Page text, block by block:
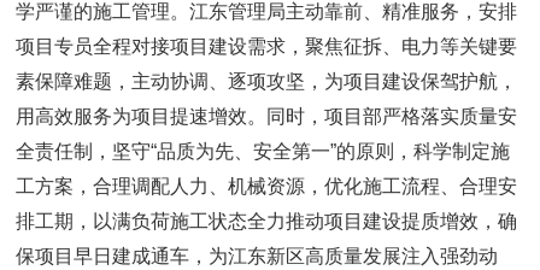
学严谨的施工管理。江东管理局主动靠前、精准服务，安排
项目专员全程对接项目建设需求，聚焦征拆、电力等关键要
素保障难题，主动协调、逐项攻坚，为项目建设保驾护航，
用高效服务为项目提速增效。同时，项目部严格落实质量安
全责任制，坚守“品质为先、安全第一”的原则，科学制定施
工方案，合理调配人力、机械资源，优化施工流程、合理安
排工期，以满负荷施工状态全力推动项目建设提质增效，确
保项目早日建成通车，为江东新区高质量发展注入强劲动